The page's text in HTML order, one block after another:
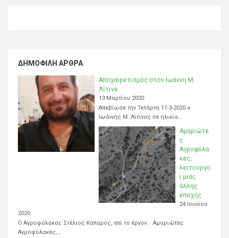
ΔΗΜΟΦΙΛΉ ΆΡΘΡΑ
Αποχαιρετισμός στον Ιωάννη Μ.
Λίτινα
13 Μαρτίου 2020
Απεβίωσε την Τετάρτη 11-3-2020 ο
Ιωάννης Μ. Λίτινας σε ηλικία…
Αμαριώτε
ς
Αγροφύλα
κες,
λειτουργο
ί μιας
άλλης
εποχής
24 Ιουνίου
2020
Ο Αγροφύλακας Στέλιος Καπαρός, επί το έργον. Αμαριώτες
Αγροφύλακες,…